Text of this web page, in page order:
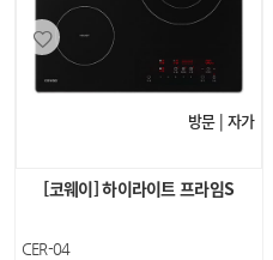
방문 | 자가
[코웨이] 하이라이트 프라임S
CER-04